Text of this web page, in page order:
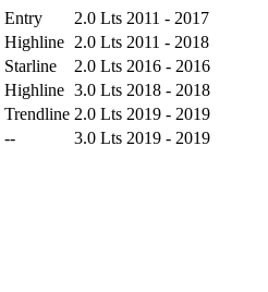
Entry 2.0 Lts 2011 - 2017
Highline 2.0 Lts 2011 - 2018
Starline 2.0 Lts 2016 - 2016
Highline 3.0 Lts 2018 - 2018
Trendline 2.0 Lts 2019 - 2019
-- 3.0 Lts 2019 - 2019